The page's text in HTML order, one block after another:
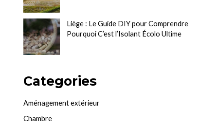
Liège : Le Guide DIY pour Comprendre
Pourquoi C’est l’Isolant Écolo Ultime
Categories
Aménagement extérieur
Chambre